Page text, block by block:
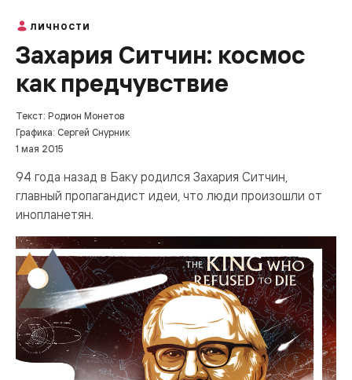
ЛИЧНОСТИ
Захария Ситчин: космос
как предчувствие
Текст: Родион Монетов
Графика: Сергей Снурник
1 мая 2015
94 года назад в Баку родился Захария Ситчин,
главный пропагандист идеи, что люди произошли от
инопланетян.